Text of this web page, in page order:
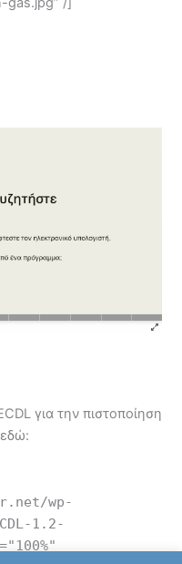
για την πιστοποίηση
wp-
1.2-